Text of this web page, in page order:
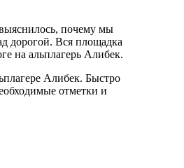
почему мы
дорогой. Вся площадка
на альплагерь Алибек.
Алибек. Быстро
отметки и